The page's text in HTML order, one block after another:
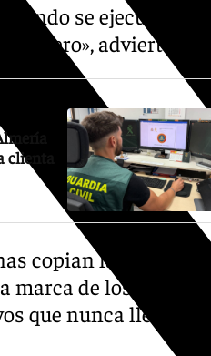
se ejecuta la
dinero», advierte
copian la imagen
marca de los
que nunca llegan a